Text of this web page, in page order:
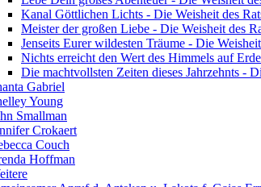
Kanal Göttlichen Lichts - Die Weisheit des
Meister der großen Liebe - Die Weisheit des
Jenseits Eurer wildesten Träume - Die
Nichts erreicht den Wert des Himmels auf
Die machtvollsten Zeiten dieses Jahrzehnts -
Gabriel
Young
Smallman
Crokaert
Couch
Hoffman